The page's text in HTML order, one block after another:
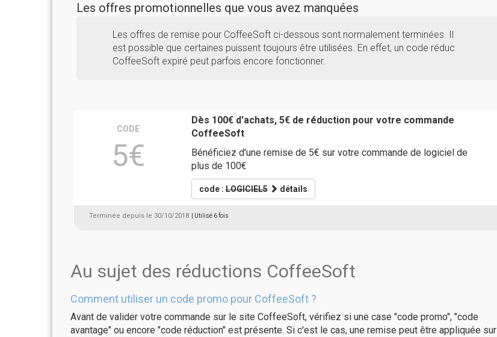
Les offres promotionnelles que vous avez manquées
Les offres de remise pour CoffeeSoft ci-dessous sont normalement terminées. Il
est possible que certaines puissent toujours être utilisées. En effet, un code réduc
CoffeeSoft expiré peut parfois encore fonctionner.
CODE
5€
Dès 100€ d'achats, 5€ de réduction pour votre commande
CoffeeSoft
Bénéficiez d'une remise de 5€ sur votre commande de logiciel de
plus de 100€
code :LOGICIEL5 détails
Terminée depuis le 30/10/2018 | Utilisé 6 fois
Au sujet des réductions CoffeeSoft
Comment utiliser un code promo pour CoffeeSoft ?
Avant de valider votre commande sur le site CoffeeSoft, vérifiez si une case "code promo", "code
avantage" ou encore "code réduction" est présente. Si c'est le cas, une remise peut être appliquée sur